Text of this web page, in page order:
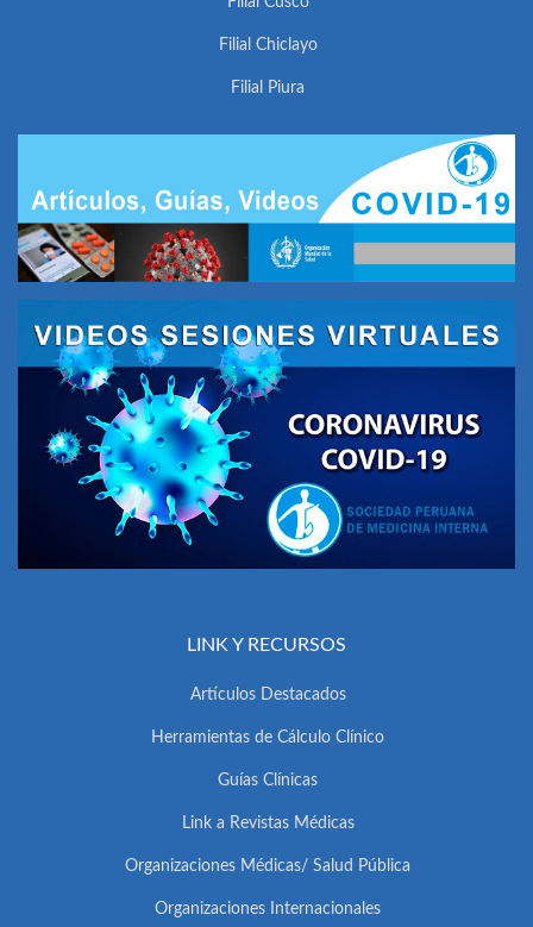
Filial Chiclayo
Filial Piura
LINK Y RECURSOS
Artículos Destacados
Herramientas de Cálculo Clínico
Guías Clínicas
Link a Revistas Médicas
Organizaciones Médicas/ Salud Pública
Organizaciones Internacionales